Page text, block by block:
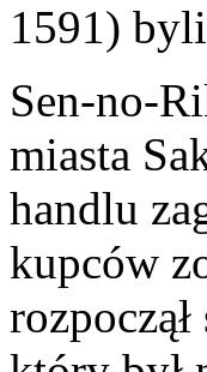
1591)
Sen-no-
miasta
handlu
kupców